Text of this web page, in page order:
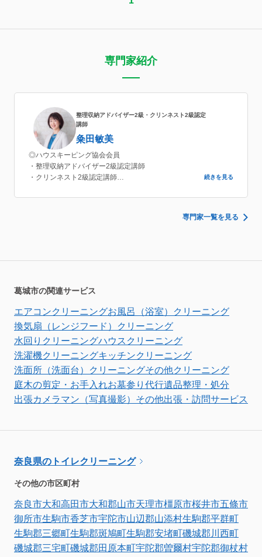
専門家紹介
整理収納アドバイザー2級・クリンネスト2級認定
講師
粂田敏美
◎ハウスキーピング協会会員
・整理収納アドバイザー2級認定講師
・クリンネスト2級認定講師
・親・子の片づけマスターインストラクター
続きを見る
専門家一覧を見る
葛城市の関連サービス
エアコンクリーニングお風呂（浴室）クリーニング
換気扇（レンジフード）クリーニング
水回りクリーニングハウスクリーニング
洗濯機クリーニングキッチンクリーニング
洗面所（洗面台）クリーニングその他クリーニング
庭木の剪定・お手入れお墓参り代行遺品整理・処分
出張カメラマン（写真撮影） その他出張・訪問サービス
奈良県のトイレクリーニング
その他の市区町村
奈良市大和高田市大和郡山市天理市橿原市桜井市五條市
御所市生駒市香芝市宇陀市山辺郡山添村生駒郡平群町
生駒郡三郷町生駒郡斑鳩町生駒郡安堵町磯城郡川西町
磯城郡三宅町磯城郡田原本町宇陀郡曽爾村宇陀郡御杖村